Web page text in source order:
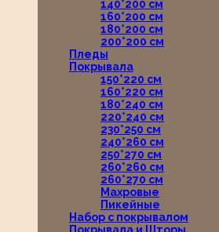
140*200 см
160*200 см
180*200 см
200*200 см
Пледы
Покрывала
150*220 см
160*220 см
180*240 см
220*240 см
230*250 см
240*260 см
250*270 см
260*260 см
260*270 см
Махровые
Пикейные
Набор с покрывалом